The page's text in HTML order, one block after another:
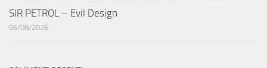
SIR PETROL – Evil Design
06/08/2026